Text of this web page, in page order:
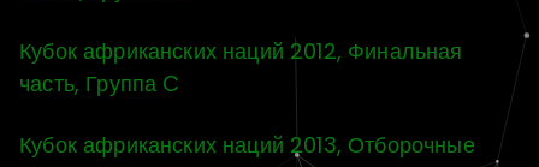
Кубок африканских наций 2012, Финальная
часть, Группа C
Кубок африканских наций 2013, Отборочные